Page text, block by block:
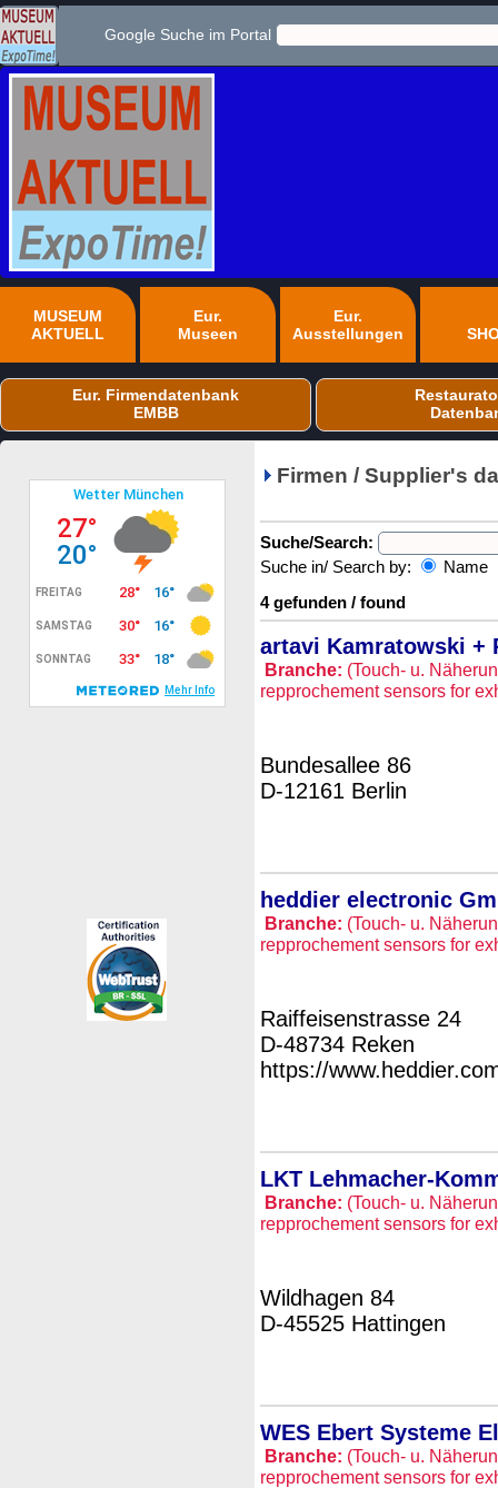
Google Suche im Portal
MUSEUM
AKTUELL
Eur.
Museen
Eur.
Ausstellungen
Eur. Firmendatenbank
EMBB
Firmen / Supplier's
Suche/Search:
Suche in/ Search by:
Name
4 gefunden / found
artavi Kamratowski +
Branche: (Touch- u.
repprochement sensors for
Bundesallee 86
D-12161 Berlin
heddier electronic
Branche: (Touch- u.
repprochement sensors for
Raiffeisenstrasse 24
D-48734 Reken
https://
LKT Lehmacher-
Branche: (Touch- u.
repprochement sensors for
Wildhagen 84
D-45525 Hattingen
WES Ebert Systeme
Branche: (Touch- u.
repprochement sensors for